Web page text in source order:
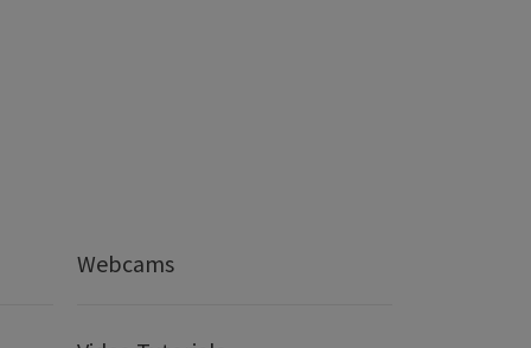
Webcams